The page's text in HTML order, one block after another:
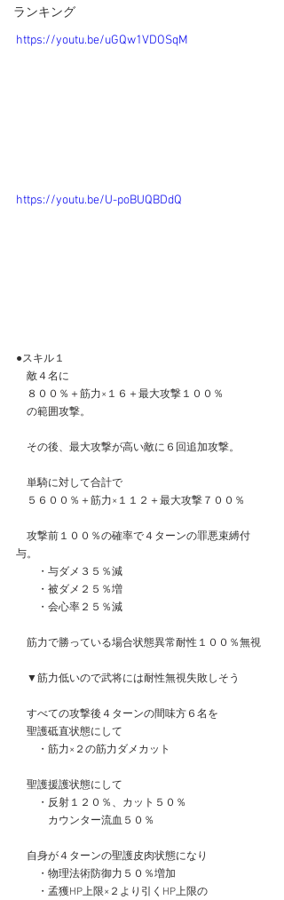
ランキング
https://youtu.be/uGQw1VDOSqM
https://youtu.be/U-poBUQBDdQ
●スキル１
敵４名に
８００％＋筋力×１６＋最大攻撃１００％
の範囲攻撃。
その後、最大攻撃が高い敵に６回追加攻撃。
単騎に対して合計で
５６００％＋筋力×１１２＋最大攻撃７００％
攻撃前１００％の確率で４ターンの罪悪束縛付
与。
・与ダメ３５％減
・被ダメ２５％増
・会心率２５％減
筋力で勝っている場合状態異常耐性１００％無視
▼筋力低いので武将には耐性無視失敗しそう
すべての攻撃後４ターンの間味方６名を
聖護砥直状態にして
・筋力×２の筋力ダメカット
聖護援護状態にして
・反射１２０％、カット５０％
カウンター流血５０％
自身が４ターンの聖護皮肉状態になり
・物理法術防御力５０％増加
・孟獲HP上限×２より引くHP上限の